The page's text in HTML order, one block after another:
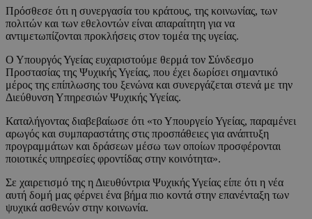
Πρόσθεσε ότι η συνεργασία του κράτους, της κοινωνίας, των
πολιτών και των εθελοντών είναι απαραίτητη για να
αντιμετωπίζονται προκλήσεις στον τομέα της υγείας.
Ο Υπουργός Υγείας ευχαριστούμε θερμά τον Σύνδεσμο
Προστασίας της Ψυχικής Υγείας, που έχει δωρίσει σημαντικό
μέρος της επίπλωσης του ξενώνα και συνεργάζεται στενά με την
Διεύθυνση Υπηρεσιών Ψυχικής Υγείας.
Καταλήγοντας διαβεβαίωσε ότι «το Υπουργείο Υγείας, παραμένει
αρωγός και συμπαραστάτης στις προσπάθειες για ανάπτυξη
προγραμμάτων και δράσεων μέσω των οποίων προσφέρονται
ποιοτικές υπηρεσίες φροντίδας στην κοινότητα».
Σε χαιρετισμό της η Διευθύντρια Ψυχικής Υγείας είπε ότι η νέα
αυτή δομή μας φέρνει ένα βήμα πιο κοντά στην επανένταξη των
ψυχικά ασθενών στην κοινωνία.